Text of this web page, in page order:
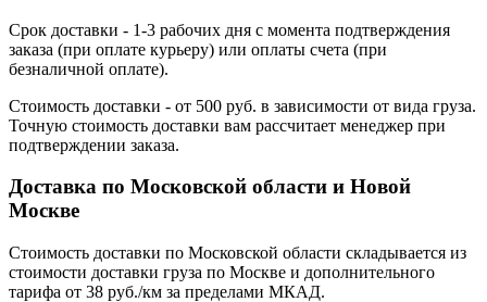
Срок доставки - 1-3 рабочих дня с момента подтверждения
заказа (при оплате курьеру) или оплаты счета (при
безналичной оплате).
Стоимость доставки - от 500 руб. в зависимости от вида груза.
Точную стоимость доставки вам рассчитает менеджер при
подтверждении заказа.
Доставка по Московской области и Новой
Москве
Стоимость доставки по Московской области складывается из
стоимости доставки груза по Москве и дополнительного
тарифа от 38 руб./км за пределами МКАД.